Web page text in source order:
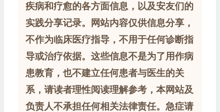
疾病和疗愈的各方面信息，以及安友们的
实践分享记录。网站内容仅供信息分享，
不作为临床医疗指导，不用于任何诊断指
导或治疗依据。这些信息不是为了用作病
患教育，也不建立任何患者与医生的关
系，请读者理性阅读理解参考，本网站及
负责人不承担任何相关法律责任。急症请